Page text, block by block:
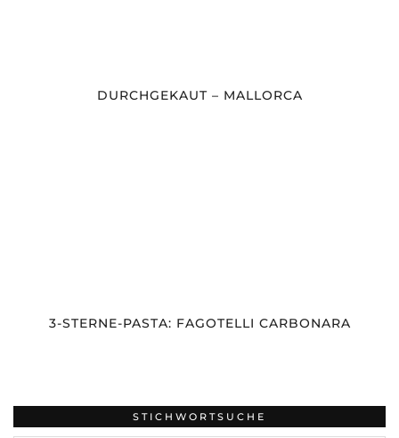
DURCHGEKAUT – MALLORCA
3-STERNE-PASTA: FAGOTELLI CARBONARA
STICHWORTSUCHE